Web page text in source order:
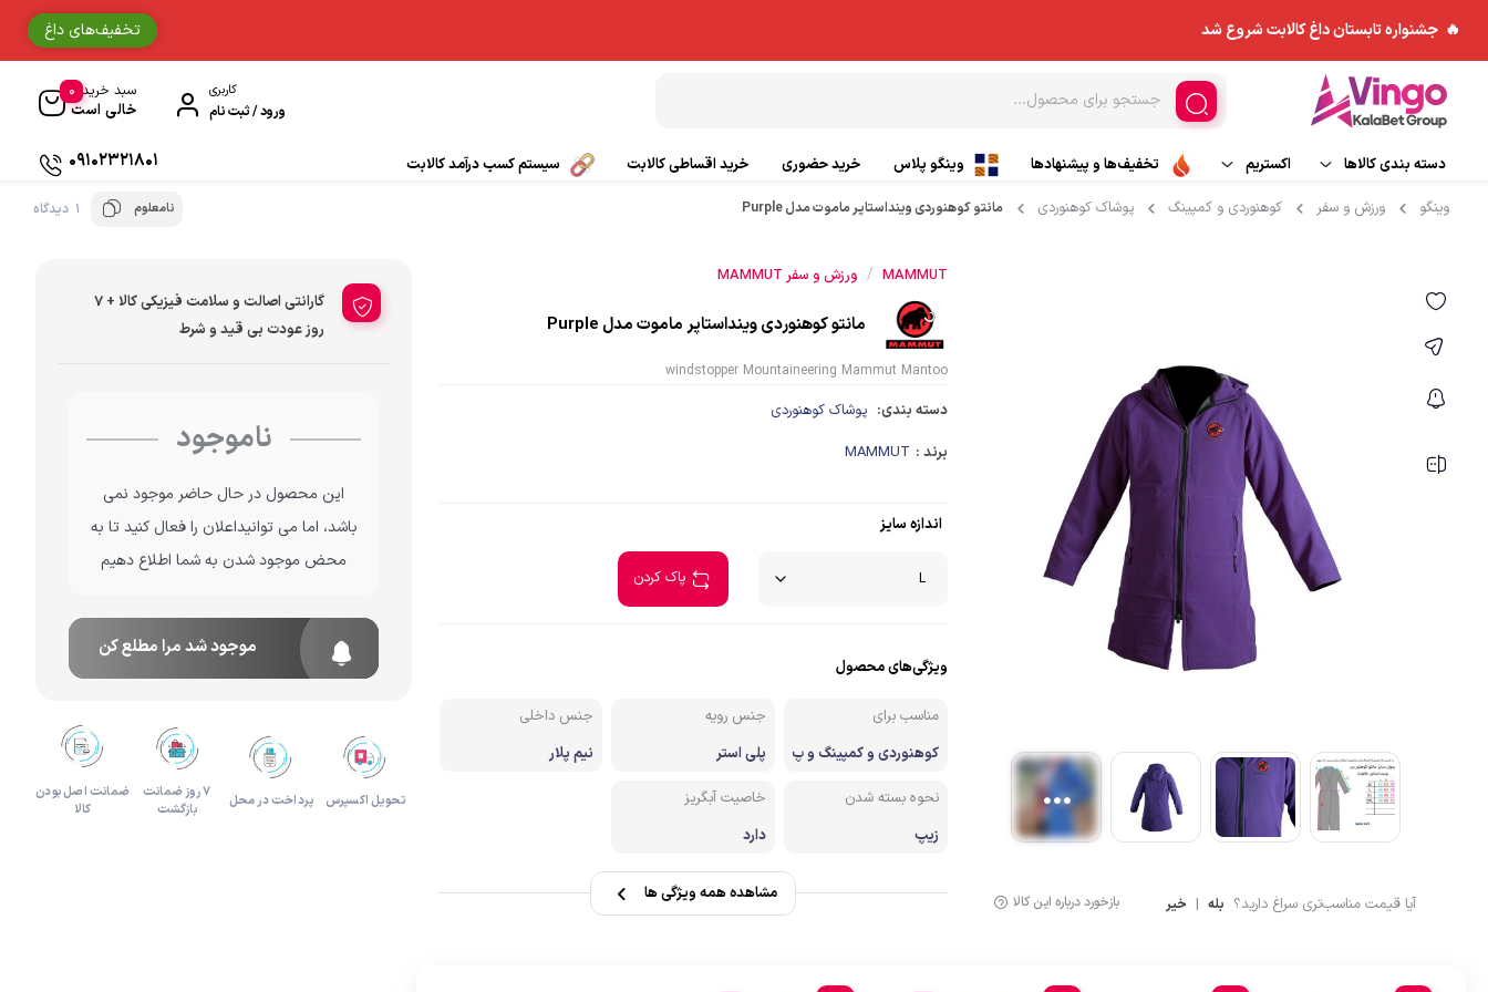
🔥 جشنواره تابستان داغ کالابت شروع شد تخفیف‌های داغ
کاربری
ورود / ثبت نام
سبد خرید
خالی است
0
دسته بندی کالاها
مد و پوشاک
پلار
شلوار کوهنوردی و ورزشی
لگینگ ورزشی
شلوارک کوهنوردی و ورزشی
پانچو
گتر
دستکش
جوراب و ساق مردانه
ادکلن
زیبایی و سلامت
کوله پشتی
تجهیزات جانبی
اکستریم
ورزش های هوایی
چتر کمکی پاراگلایدر
صندلی پاراگلایدر
تخفیف‌ها و پیشنهادها وینگو پلاس خرید حضوری خرید اقساطی کالابت سیستم کسب درآمد کالابت 09102321801
وینگو ورزش و سفر کوهنوردی و کمپینگ پوشاک کوهنوردی مانتو کوهنوردی وینداستاپر ماموت مدل Purple نامعلوم 1 دیدگاه
آیا قیمت مناسب‌تری سراغ دارید؟ بله | خیر بازخورد درباره این کالا
MAMMUT
/ ورزش و سفر MAMMUT
مانتو کوهنوردی وینداستاپر ماموت مدل Purple
windstopper Mountaineering Mammut Mantoo
دسته بندی: پوشاک کوهنوردی
برند : MAMMUT
اندازه سایز
پاک کردن
ویژگی‌های محصول
مناسب برای
کوهنوردی و کمپینگ و پ
جنس رویه
پلی استر
جنس داخلی
نیم پلار
نحوه بسته شدن
زیپ
خاصیت آبگریز
دارد
مشاهده همه ویژگی ها
گارانتی اصالت و سلامت فیزیکی کالا + 7
روز عودت بی قید و شرط
ناموجود
این محصول در حال حاضر موجود نمی
باشد، اما می توانیداعلان را فعال کنید تا به
محض موجود شدن به شما اطلاع دهیم
موجود شد مرا مطلع کن
تحویل اکسپرس پرداخت در محل
۷ روز ضمانت
بازگشت
ضمانت اصل بودن
کالا